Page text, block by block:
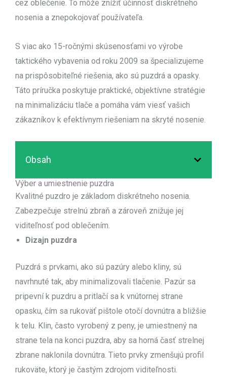
cez oblečenie. To môže znížiť účinnosť diskrétneho
nosenia a znepokojovať používateľa.
S viac ako 15-ročnými skúsenosťami vo výrobe
taktického vybavenia od roku 2009 sa špecializujeme
na prispôsobiteľné riešenia, ako sú puzdrá a opasky.
Táto príručka poskytuje praktické, objektívne stratégie
na minimalizáciu tlače a pomáha vám viesť vašich
zákazníkov k efektívnym riešeniam na skryté nosenie.
Obsah
Výber a umiestnenie puzdra
Kvalitné puzdro je základom diskrétneho nosenia.
Zabezpečuje strelnú zbraň a zároveň znižuje jej
viditeľnosť pod oblečením.
Dizajn puzdra
Puzdrá s prvkami, ako sú pazúry alebo kliny, sú
navrhnuté tak, aby minimalizovali tlačenie. Pazúr sa
pripevní k puzdru a pritlačí sa k vnútornej strane
opasku, čím sa rukoväť pištole otočí dovnútra a bližšie
k telu. Klin, často vyrobený z peny, je umiestnený na
strane tela na konci puzdra, aby sa horná časť strelnej
zbrane naklonila dovnútra. Tieto prvky zmenšujú profil
rukoväte, ktorý je častým zdrojom viditeľnosti.